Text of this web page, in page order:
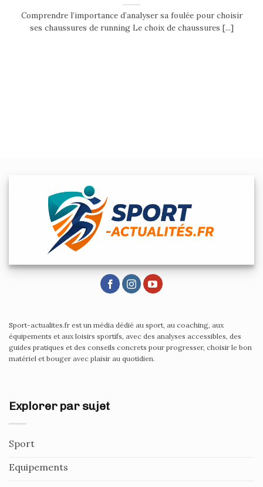
Comprendre l’importance d’analyser sa foulée pour choisir
ses chaussures de running Le choix de chaussures [...]
Sport-actualites.fr est un média dédié au sport, au coaching, aux
équipements et aux loisirs sportifs, avec des analyses accessibles, des
guides pratiques et des conseils concrets pour progresser, choisir le bon
matériel et bouger avec plaisir au quotidien.
Explorer par sujet
Sport
Equipements